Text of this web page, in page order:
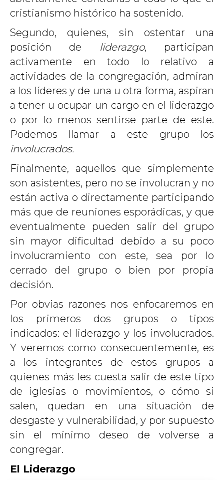
cristianismo histórico ha sostenido.
Segundo, quienes, sin ostentar una
posición de liderazgo, participan
activamente en todo lo relativo a
actividades de la congregación, admiran
a los líderes y de una u otra forma, aspiran
a tener u ocupar un cargo en el liderazgo
o por lo menos sentirse parte de este.
Podemos llamar a este grupo los
involucrados.
Finalmente, aquellos que simplemente
son asistentes, pero no se involucran y no
están activa o directamente participando
más que de reuniones esporádicas, y que
eventualmente pueden salir del grupo
sin mayor dificultad debido a su poco
involucramiento con este, sea por lo
cerrado del grupo o bien por propia
decisión.
Por obvias razones nos enfocaremos en
los primeros dos grupos o tipos
indicados: el liderazgo y los involucrados.
Y veremos como consecuentemente, es
a los integrantes de estos grupos a
quienes más les cuesta salir de este tipo
de iglesias o movimientos, o cómo si
salen, quedan en una situación de
desgaste y vulnerabilidad, y por supuesto
sin el mínimo deseo de volverse a
congregar.
El Liderazgo